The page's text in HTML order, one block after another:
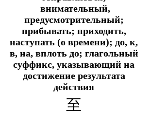
внимательный,
предусмотрительный;
прибывать; приходить,
наступать (о времени); до, к,
в, на, вплоть до; глагольный
суффикс, указывающий на
достижение результата
действия
至